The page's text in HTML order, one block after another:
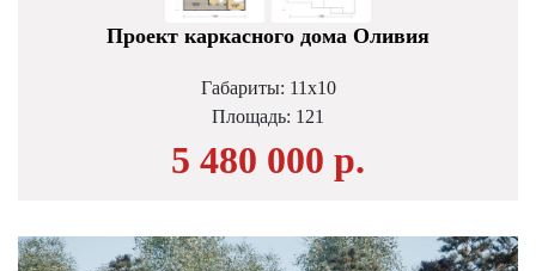
Проект каркасного дома Оливия
Габариты: 11х10
Площадь: 121
5 480 000 р.